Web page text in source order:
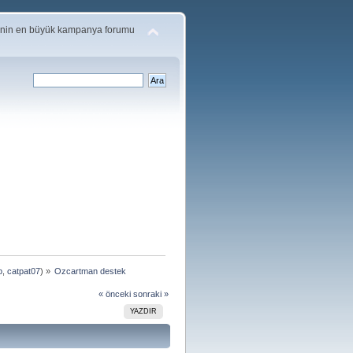
en büyük kampanya forumu
, catpat07) » Ozcartman destek
« önceki sonraki »
YAZDIR